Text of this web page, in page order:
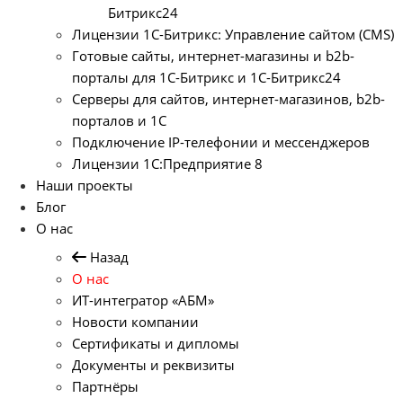
Битрикс24
Лицензии 1С-Битрикс: Управление сайтом (CMS)
Готовые сайты, интернет-магазины и b2b-
порталы для 1С-Битрикс и 1С-Битрикс24
Серверы для сайтов, интернет-магазинов, b2b-
порталов и 1С
Подключение IP-телефонии и мессенджеров
Лицензии 1C:Предприятие 8
Наши проекты
Блог
О нас
Назад
О нас
ИТ-интегратор «АБМ»
Новости компании
Сертификаты и дипломы
Документы и реквизиты
Партнёры